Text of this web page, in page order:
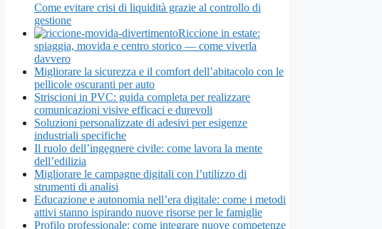
Come evitare crisi di liquidità grazie al controllo di
gestione
Riccione in estate:
spiaggia, movida e centro storico — come viverla
davvero
Migliorare la sicurezza e il comfort dell’abitacolo con le
pellicole oscuranti per auto
Striscioni in PVC: guida completa per realizzare
comunicazioni visive efficaci e durevoli
Soluzioni personalizzate di adesivi per esigenze
industriali specifiche
Il ruolo dell’ingegnere civile: come lavora la mente
dell’edilizia
Migliorare le campagne digitali con l’utilizzo di
strumenti di analisi
Educazione e autonomia nell’era digitale: come i metodi
attivi stanno ispirando nuove risorse per le famiglie
Profilo professionale: come integrare nuove competenze